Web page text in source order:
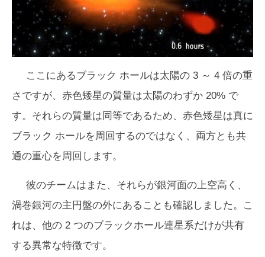
ここにあるブラック ホールは太陽の 3 ～ 4 倍の重
さですが、赤色矮星の質量は太陽のわずか 20% で
す。それらの質量は同等であるため、赤色矮星は真に
ブラック ホールを周回するのではなく、両方とも共
通の重心を周回します。
彼のチームはまた、それらが銀河面の上空高く、
渦巻銀河の主円盤の外にあることも確認しました。こ
れは、他の 2 つのブラックホール連星系だけが共有
する異常な特徴です。